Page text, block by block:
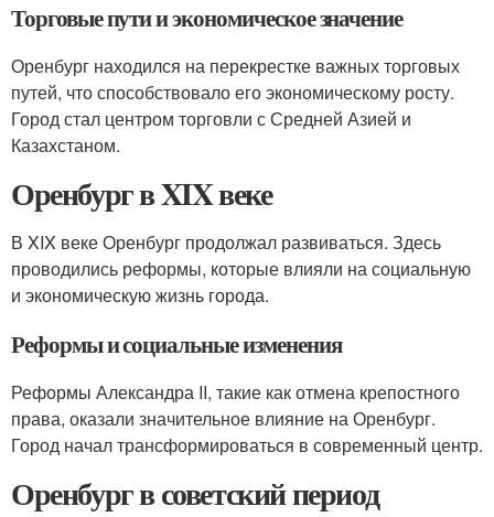
Торговые пути и экономическое значение
Оренбург находился на перекрестке важных торговых
путей, что способствовало его экономическому росту.
Город стал центром торговли с Средней Азией и
Казахстаном.
Оренбург в XIX веке
В XIX веке Оренбург продолжал развиваться. Здесь
проводились реформы, которые влияли на социальную
и экономическую жизнь города.
Реформы и социальные изменения
Реформы Александра II, такие как отмена крепостного
права, оказали значительное влияние на Оренбург.
Город начал трансформироваться в современный центр.
Оренбург в советский период